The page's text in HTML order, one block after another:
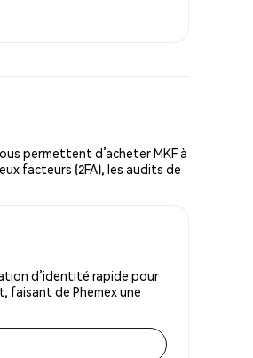
permettent d’acheter MKF à
facteurs (2FA), les audits de
d’identité rapide pour
faisant de Phemex une